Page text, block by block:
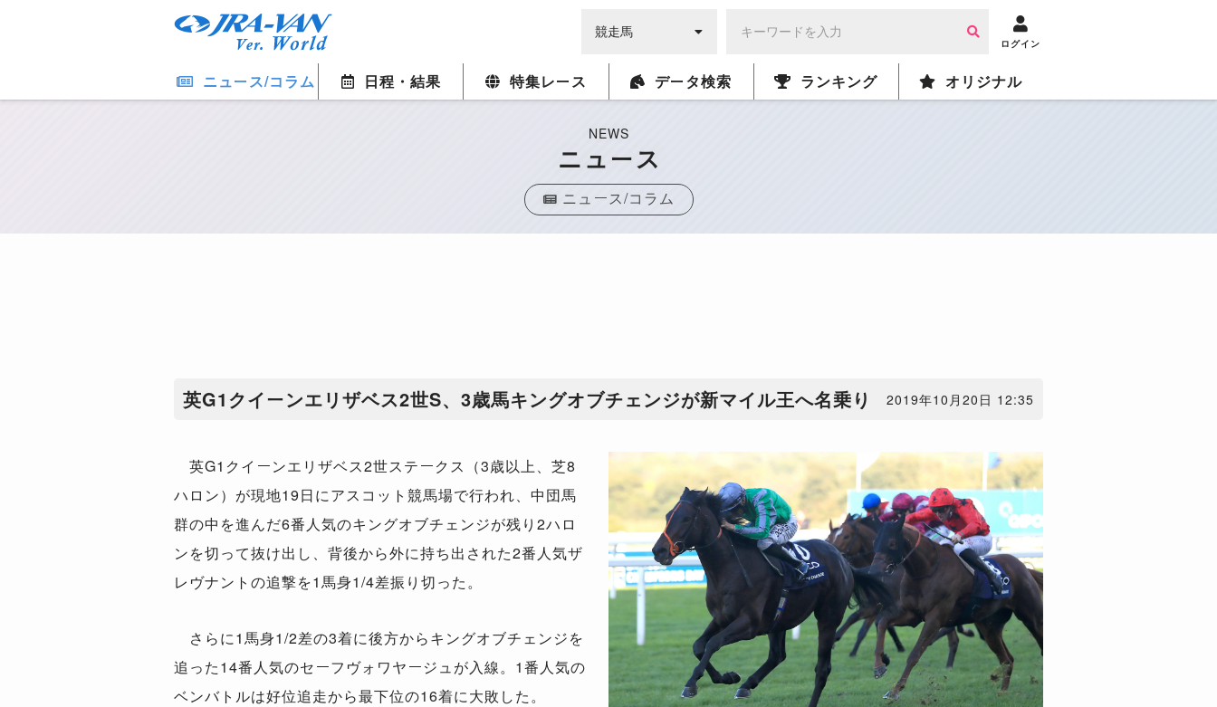
ログイン
ニュース/コラム 日程・結果 特集レース データ検索 ランキング オリジナル
NEWS
ニュース
ニュース/コラム
英G1クイーンエリザベス2世S、3歳馬キングオブチェンジが新マイル王へ名乗り 2019年10月20日 12:35
英G1クイーンエリザベス2世ステークス（3歳以上、芝8
ハロン）が現地19日にアスコット競馬場で行われ、中団馬
群の中を進んだ6番人気のキングオブチェンジが残り2ハロ
ンを切って抜け出し、背後から外に持ち出された2番人気ザ
レヴナントの追撃を1馬身1/4差振り切った。
さらに1馬身1/2差の3着に後方からキングオブチェンジを
追った14番人気のセーフヴォワヤージュが入線。1番人気の
ベンバトルは好位追走から最下位の16着に大敗した。